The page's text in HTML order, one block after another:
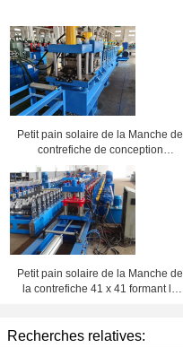
Petit pain solaire de la Manche de
contrefiche de conception
économique formant la machine,
ligne vitesse 2-3m/min
Petit pain solaire de la Manche de
la contrefiche 41 x 41 formant le
Recherches relatives: